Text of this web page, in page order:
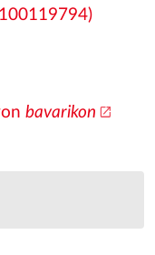
bavarikon